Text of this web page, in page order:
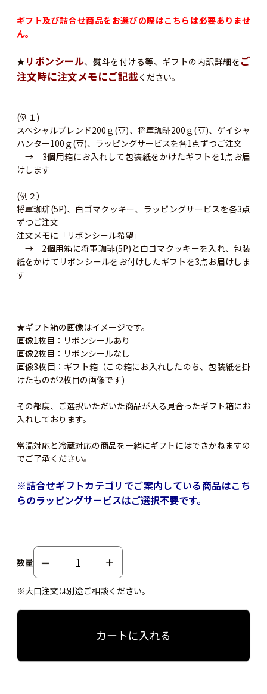
ギフト及び詰合せ商品をお選びの際はこちらは必要ありませ
ん。
★リボンシール、熨斗を付ける等、ギフトの内訳詳細をご
注文時に注文メモにご記載ください。
(例１)
スペシャルブレンド200ｇ(豆)、将軍珈琲200ｇ(豆)、ゲイシャ
ハンター100ｇ(豆)、ラッピングサービスを各1点ずつご注文
→ 3個用箱にお入れして包装紙をかけたギフトを1点お届
けします
(例２）
将軍珈琲(5P)、白ゴマクッキー、ラッピングサービスを各3点
ずつご注文
注文メモに「リボンシール希望」
→ 2個用箱に将軍珈琲(5P)と白ゴマクッキーを入れ、包装
紙をかけてリボンシールをお付けしたギフトを3点お届けしま
す
★ギフト箱の画像はイメージです。
画像1枚目：リボンシールあり
画像2枚目：リボンシールなし
画像3枚目：ギフト箱（この箱にお入れしたのち、包装紙を掛
けたものが2枚目の画像です)
その都度、ご選択いただいた商品が入る見合ったギフト箱にお
入れしております。
常温対応と冷蔵対応の商品を一緒にギフトにはできかねますの
でご了承ください。
※詰合せギフトカテゴリでご案内している商品はこち
らのラッピングサービスはご選択不要です。
数量
※大口注文は別途ご相談ください。
カートに入れる